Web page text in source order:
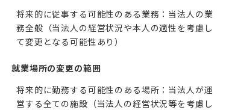
将来的に従事する可能性のある業務：当法人の業
務全般（当法人の経営状況や本人の適性を考慮し
て変更となる可能性あり）
就業場所の変更の範囲
将来的に勤務する可能性のある場所：当法人が運
営する全ての施設（当法人の経営状況等を考慮し